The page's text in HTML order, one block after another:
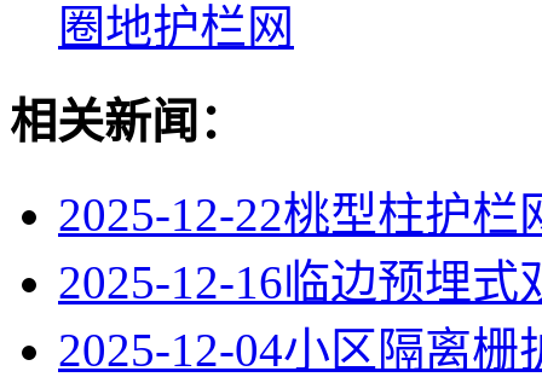
圈地护栏网
相关新闻：
2025-12-22桃型柱护栏
2025-12-16临边预埋式
2025-12-04小区隔离栅